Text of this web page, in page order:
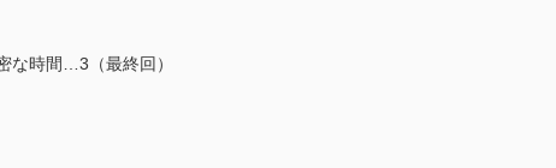
な時間…3（最終回）